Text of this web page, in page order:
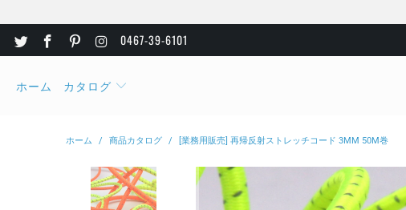
0467-39-6101
ホーム カタログ
ホーム / 商品カタログ / [業務用販売] 再帰反射ストレッチコード 3MM 50M巻